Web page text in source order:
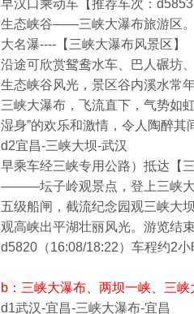
早汉口乘动车【推荐车次：
生态峡谷——三峡大瀑布旅游区
大名瀑----【三峡大瀑布风景区】
沿途可欣赏鸳鸯水车、巴人碾坊
生态峡谷风光，景区谷内溪水常
三峡大瀑布，飞流直下，气势如
湿身”的欢乐和激情，令人
d2宜昌-三峡大坝-武汉
早乘车经三峡专用公路）抵达【
―——坛子岭观景点，登上三峡大
五级船闸，截流纪念园观三峡大
观高峡出平湖壮丽风光。游览结
d5820（16:08/18:22）车程约2
b：三峡大瀑布、两坝一峡、三峡
d1武汉-宜昌-三峡大瀑布-宜昌